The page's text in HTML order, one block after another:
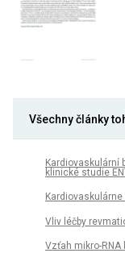
Všechny články
Kardiovaskulární
klinické studie
Vliv léčby
Vzťah mikro-